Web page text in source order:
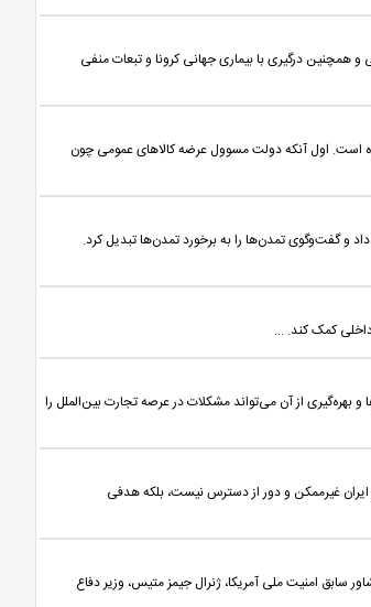
پس از پشت‌ سر گذاشتن دو سال ۹۷ و ۹۸ با رکود تورمی و همچنین درگیری با بیماری جهانی کرونا و تبعات منفی
است. اول آنکه دولت مسوول عرضه کالاهای عمومی چون
ریل جدیدی قرار داد و گفت‌وگوی تمدن‌ها را به برخورد تمدن‌ها تبدیل کرد.
کمک کند. ...
بهره‌گیری از آن می‌تواند مشکلات در عرصه تجارت بین‌الملل را
ایران غیرممکن و دور از دسترس نیست، بلکه هدفی
امنیت ملی آمریکا، ژنرال جیمز متیس، وزیر دفاع